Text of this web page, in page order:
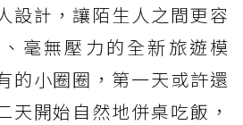
設計，讓陌生人之間更容
毫無壓力的全新旅遊模
的小圈圈，第一天或許還
天開始自然地併桌吃飯，